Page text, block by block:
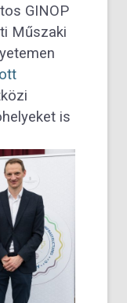
GINOP
Műszaki
is